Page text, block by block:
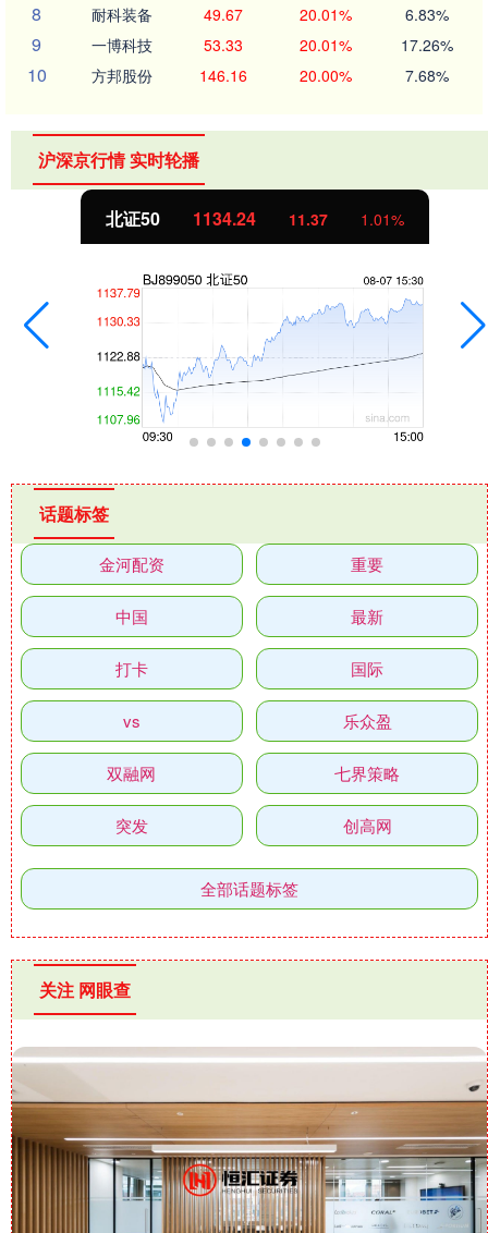
8 耐科装备 49.67 20.01% 6.83%
9 一博科技 53.33 20.01% 17.26%
10 方邦股份 146.16 20.00% 7.68%
沪深京行情 实时轮播
北证50 1134.24 11.37 1.01%
话题标签
金河配资 重要
中国 最新
打卡 国际
vs 乐众盈
双融网 七界策略
突发 创高网
全部话题标签
关注 网眼查